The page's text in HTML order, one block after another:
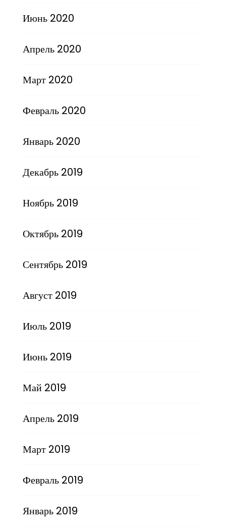
Июнь 2020
Апрель 2020
Март 2020
Февраль 2020
Январь 2020
Декабрь 2019
Ноябрь 2019
Октябрь 2019
Сентябрь 2019
Август 2019
Июль 2019
Июнь 2019
Май 2019
Апрель 2019
Март 2019
Февраль 2019
Январь 2019